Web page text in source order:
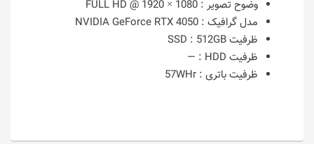
وضوح تصویر : 1080 × 1920 @ FULL HD
مدل گرافیک : NVIDIA GeForce RTX 4050
ظرفیت SSD :512GB
ظرفیت HDD :
—
ظرفیت باتری : 57WHr